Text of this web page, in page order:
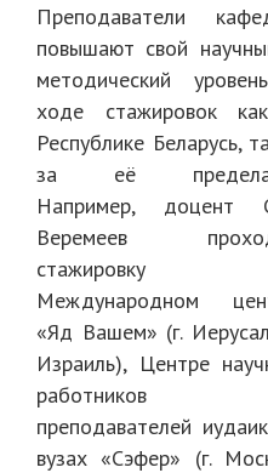
Преподаватели
повышают свой
методический
ходе стажировок
Республике Беларусь,
за её
Например, доцент
Веремеев
Международном
«Яд Вашем» (г.
Израиль), Центре
преподавателей
вузах «Сэфер» (г.